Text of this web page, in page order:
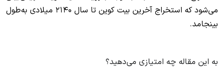
می‌شود که استخراج آخرین بیت کوین تا سال 2140 میلادی به‌طول
بینجامد.
به این مقاله چه امتیازی می‌دهید؟